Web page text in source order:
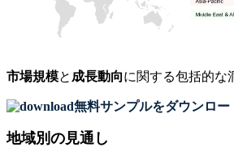
市場規模と 成長動向に関する包括的な
無料サンプルをダウンロー
地域別の見通し